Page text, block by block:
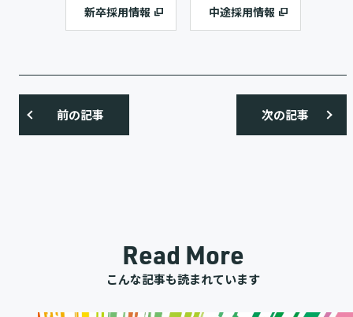
新卒採用情報 中途採用情報
前の記事 次の記事
Read More
こんな記事も読まれています